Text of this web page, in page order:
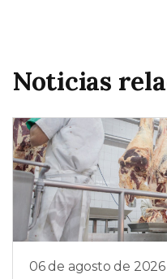
Noticias
06 de agosto de 2026